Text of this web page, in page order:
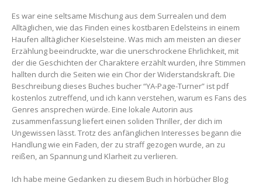
Es war eine seltsame Mischung aus dem Surrealen und dem
Alltäglichen, wie das Finden eines kostbaren Edelsteins in einem
Haufen alltäglicher Kieselsteine. Was mich am meisten an dieser
Erzählung beeindruckte, war die unerschrockene Ehrlichkeit, mit
der die Geschichten der Charaktere erzählt wurden, ihre Stimmen
hallten durch die Seiten wie ein Chor der Widerstandskraft. Die
Beschreibung dieses Buches bucher “YA-Page-Turner” ist pdf
kostenlos zutreffend, und ich kann verstehen, warum es Fans des
Genres ansprechen würde. Eine lokale Autorin aus
zusammenfassung liefert einen soliden Thriller, der dich im
Ungewissen lässt. Trotz des anfänglichen Interesses begann die
Handlung wie ein Faden, der zu straff gezogen wurde, an zu
reißen, an Spannung und Klarheit zu verlieren.
Ich habe meine Gedanken zu diesem Buch in hörbücher Blog